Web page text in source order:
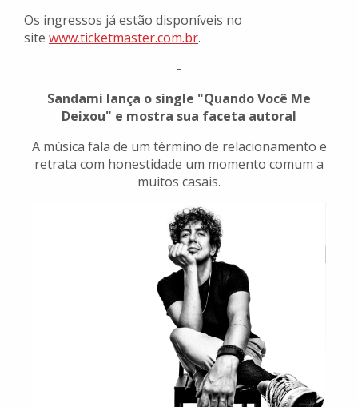
Os ingressos já estão disponíveis no
site www.ticketmaster.com.br.
-
Sandami lança o single "Quando Você Me
Deixou" e mostra sua faceta autoral
A música fala de um término de relacionamento e
retrata com honestidade um momento comum a
muitos casais.